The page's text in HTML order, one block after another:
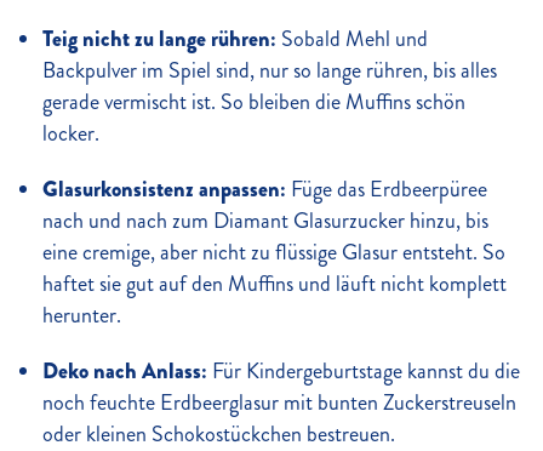
Teig nicht zu lange rühren: Sobald Mehl und
Backpulver im Spiel sind, nur so lange rühren, bis alles
gerade vermischt ist. So bleiben die Muffins schön
locker.
Glasurkonsistenz anpassen: Füge das Erdbeerpüree
nach und nach zum Diamant Glasurzucker hinzu, bis
eine cremige, aber nicht zu flüssige Glasur entsteht. So
haftet sie gut auf den Muffins und läuft nicht komplett
herunter.
Deko nach Anlass: Für Kindergeburtstage kannst du die
noch feuchte Erdbeerglasur mit bunten Zuckerstreuseln
oder kleinen Schokostückchen bestreuen.